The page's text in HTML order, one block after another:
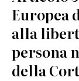
Europea
alla
persona
della